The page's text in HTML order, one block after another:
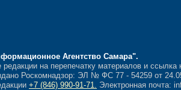
Агентство Самара".
на перепечатку материалов и
Роскомнадзор: ЭЛ № ФС 77 - 54259 от
+7 (846) 990-91-71. Электронная почта: